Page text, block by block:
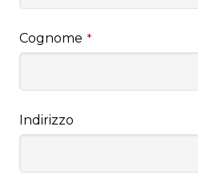
Cognome *
Indirizzo